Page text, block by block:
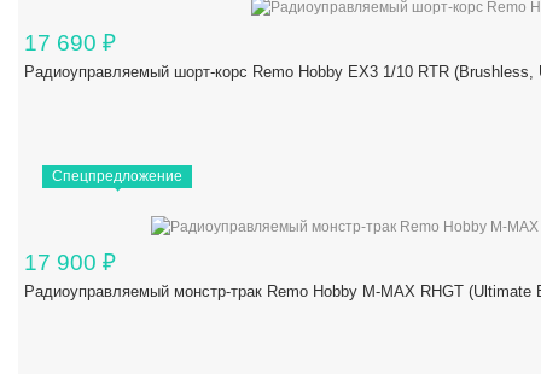
17 690 ₽
Радиоуправляемый шорт-корс Remo Hobby EX3 1/10 RTR
Спецпредложение
17 900 ₽
Радиоуправляемый монстр-трак Remo Hobby M-MAX RHGT